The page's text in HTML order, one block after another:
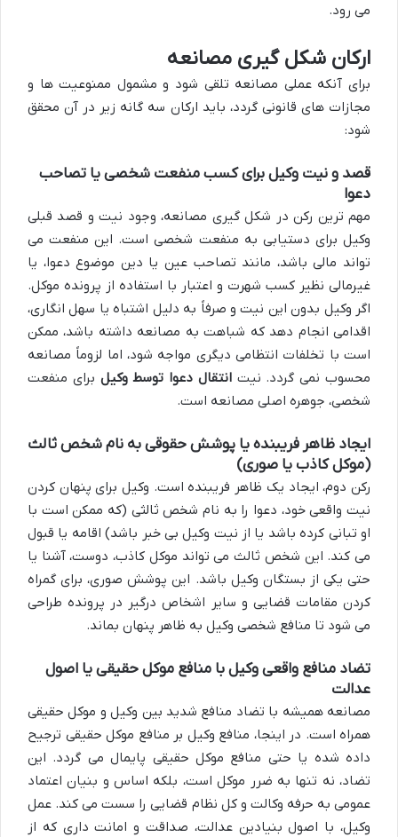
می رود.
ارکان شکل گیری مصانعه
برای آنکه عملی مصانعه تلقی شود و مشمول ممنوعیت ها و
مجازات های قانونی گردد، باید ارکان سه گانه زیر در آن محقق
شود:
قصد و نیت وکیل برای کسب منفعت شخصی یا تصاحب
دعوا
مهم ترین رکن در شکل گیری مصانعه، وجود نیت و قصد قبلی
وکیل برای دستیابی به منفعت شخصی است. این منفعت می
تواند مالی باشد، مانند تصاحب عین یا دین موضوع دعوا، یا
غیرمالی نظیر کسب شهرت و اعتبار با استفاده از پرونده موکل.
اگر وکیل بدون این نیت و صرفاً به دلیل اشتباه یا سهل انگاری،
اقدامی انجام دهد که شباهت به مصانعه داشته باشد، ممکن
است با تخلفات انتظامی دیگری مواجه شود، اما لزوماً مصانعه
محسوب نمی گردد. نیتانتقال دعوا توسط وکیل برای منفعت
شخصی، جوهره اصلی مصانعه است.
ایجاد ظاهر فریبنده یا پوشش حقوقی به نام شخص ثالث
(موکل کاذب یا صوری)
رکن دوم، ایجاد یک ظاهر فریبنده است. وکیل برای پنهان کردن
نیت واقعی خود، دعوا را به نام شخص ثالثی (که ممکن است با
او تبانی کرده باشد یا از نیت وکیل بی خبر باشد) اقامه یا قبول
می کند. این شخص ثالث می تواند موکل کاذب، دوست، آشنا یا
حتی یکی از بستگان وکیل باشد. این پوشش صوری، برای گمراه
کردن مقامات قضایی و سایر اشخاص درگیر در پرونده طراحی
می شود تا منافع شخصی وکیل به ظاهر پنهان بماند.
تضاد منافع واقعی وکیل با منافع موکل حقیقی یا اصول
عدالت
مصانعه همیشه با تضاد منافع شدید بین وکیل و موکل حقیقی
همراه است. در اینجا، منافع وکیل بر منافع موکل حقیقی ترجیح
داده شده یا حتی منافع موکل حقیقی پایمال می گردد. این
تضاد، نه تنها به ضرر موکل است، بلکه اساس و بنیان اعتماد
عمومی به حرفه وکالت و کل نظام قضایی را سست می کند. عمل
وکیل، با اصول بنیادین عدالت، صداقت و امانت داری که از